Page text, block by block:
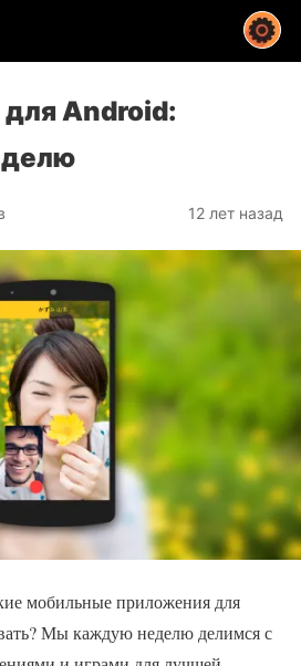
Android:
12 лет назад
мобильные приложения для
Мы каждую неделю делимся с